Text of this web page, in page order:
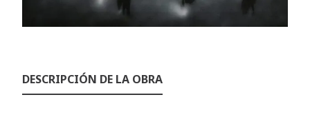
DESCRIPCIÓN DE LA OBRA